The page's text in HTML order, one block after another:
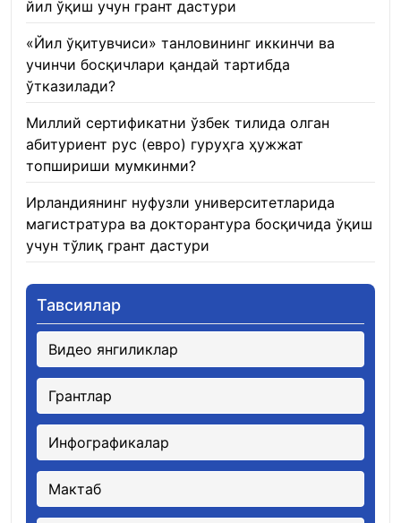
йил ўқиш учун грант дастури
«Йил ўқитувчиси» танловининг иккинчи ва
учинчи босқичлари қандай тартибда
ўтказилади?
Миллий сертификатни ўзбек тилида олган
абитуриент рус (евро) гуруҳга ҳужжат
топшириши мумкинми?
Ирландиянинг нуфузли университетларида
магистратура ва докторантура босқичида ўқиш
учун тўлиқ грант дастури
Тавсиялар
Видео янгиликлар
Грантлар
Инфографикалар
Мактаб